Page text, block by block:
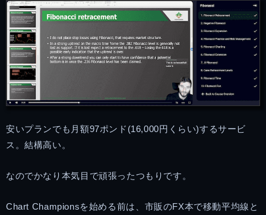
安いプランでも月額97ポンド(16,000円くらい)するサービ
ス。結構高い。
なのでかなり本気目で頑張ったつもりです。
Chart Championsを始める前は、市販のFX本で移動平均線と